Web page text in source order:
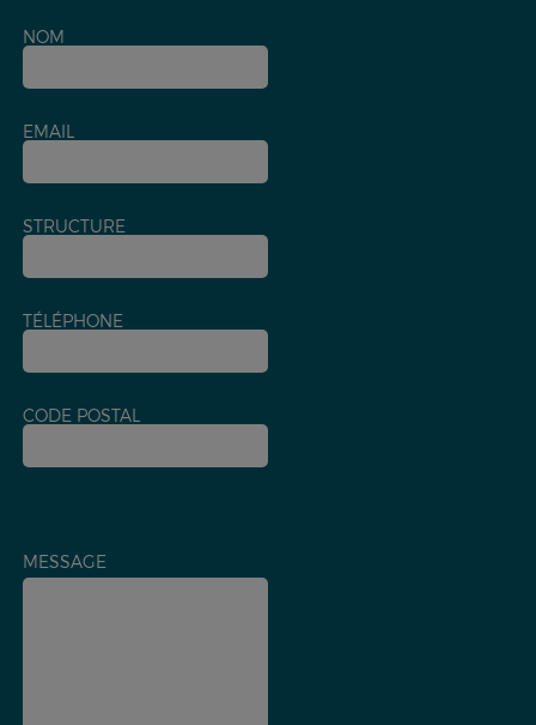
NOM
EMAIL
STRUCTURE
TÉLÉPHONE
CODE POSTAL
MESSAGE